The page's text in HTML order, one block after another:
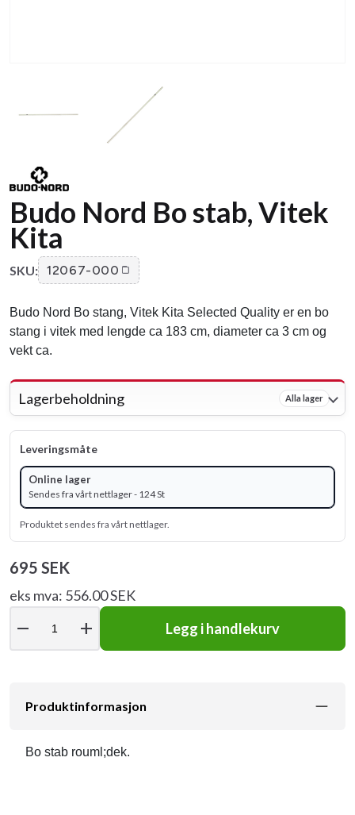
Budo Nord Bo stab, Vitek
Kita
SKU: 12067-000
Budo Nord Bo stang, Vitek Kita Selected Quality er en bo
stang i vitek med lengde ca 183 cm, diameter ca 3 cm og
vekt ca.
Lagerbeholdning Alla lager
Leveringsmåte
Online lager
Sendes fra vårt nettlager - 124 St
Produktet sendes fra vårt nettlager.
695 SEK
eks mva: 556.00 SEK
remove add Legg i handlekurv
Produktinformasjon
Bo stab rouml;dek.